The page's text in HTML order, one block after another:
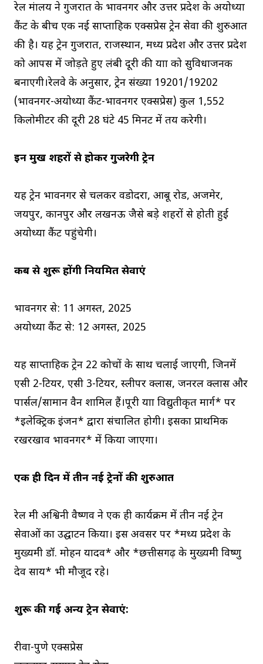
रेल मंत्रालय ने गुजरात के भावनगर और उत्तर प्रदेश के अयोध्या
कैंट के बीच एक नई साप्ताहिक एक्सप्रेस ट्रेन सेवा की शुरुआत
की है। यह ट्रेन गुजरात, राजस्थान, मध्य प्रदेश और उत्तर प्रदेश
को आपस में जोड़ते हुए लंबी दूरी की यात्रा को सुविधाजनक
बनाएगी।रेलवे के अनुसार, ट्रेन संख्या 19201/19202
(भावनगर-अयोध्या कैंट-भावनगर एक्सप्रेस) कुल 1,552
किलोमीटर की दूरी 28 घंटे 45 मिनट में तय करेगी।
इन प्रमुख शहरों से होकर गुजरेगी ट्रेन
यह ट्रेन भावनगर से चलकर वडोदरा, आबू रोड, अजमेर,
जयपुर, कानपुर और लखनऊ जैसे बड़े शहरों से होती हुई
अयोध्या कैंट पहुंचेगी।
कब से शुरू होंगी नियमित सेवाएं
भावनगर से: 11 अगस्त, 2025
अयोध्या कैंट से: 12 अगस्त, 2025
यह साप्ताहिक ट्रेन 22 कोचों के साथ चलाई जाएगी, जिनमें
एसी 2-टियर, एसी 3-टियर, स्लीपर क्लास, जनरल क्लास और
पार्सल/सामान वैन शामिल हैं।पूरी यात्रा विद्युतीकृत मार्ग* पर
*इलेक्ट्रिक इंजन* द्वारा संचालित होगी। इसका प्राथमिक
रखरखाव भावनगर* में किया जाएगा।
एक ही दिन में तीन नई ट्रेनों की शुरुआत
रेल मंत्री अश्विनी वैष्णव ने एक ही कार्यक्रम में तीन नई ट्रेन
सेवाओं का उद्घाटन किया। इस अवसर पर *मध्य प्रदेश के
मुख्यमंत्री डॉ. मोहन यादव* और *छत्तीसगढ़ के मुख्यमंत्री विष्णु
देव साय* भी मौजूद रहे।
शुरू की गई अन्य ट्रेन सेवाएं:
रीवा-पुणे एक्सप्रेस